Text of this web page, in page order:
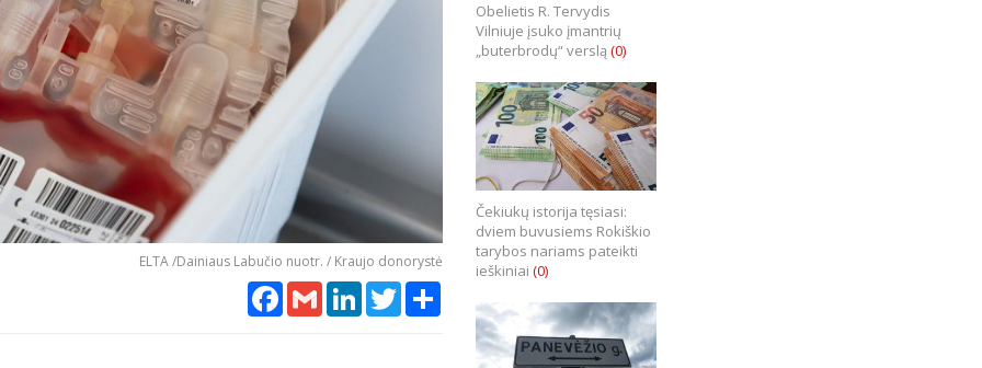
ELTA /Dainiaus Labučio nuotr. / Kraujo donorystė
Facebook
GmailLinkedInTwitterShare
Obelietis R. Tervydis
Vilniuje įsuko įmantrių
„buterbrodų“ verslą (0)
Čekiukų istorija tęsiasi:
dviem buvusiems Rokiškio
tarybos nariams pateikti
ieškiniai (0)